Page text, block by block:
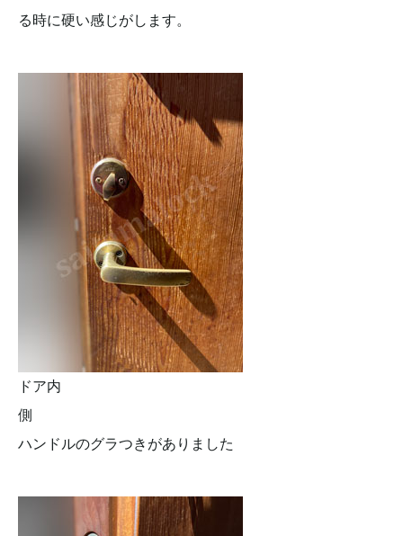
る時に硬い感じがします。
ドア内
側
ハンドルのグラつきがありました